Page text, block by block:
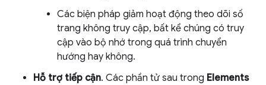
Các biện pháp giảm hoạt động theo dõi số
trang không truy cập, bất kể chúng có truy
cập vào bộ nhớ trong quá trình chuyển
hướng hay không.
Hỗ trợ tiếp cận. Các phần tử sau trong Elements